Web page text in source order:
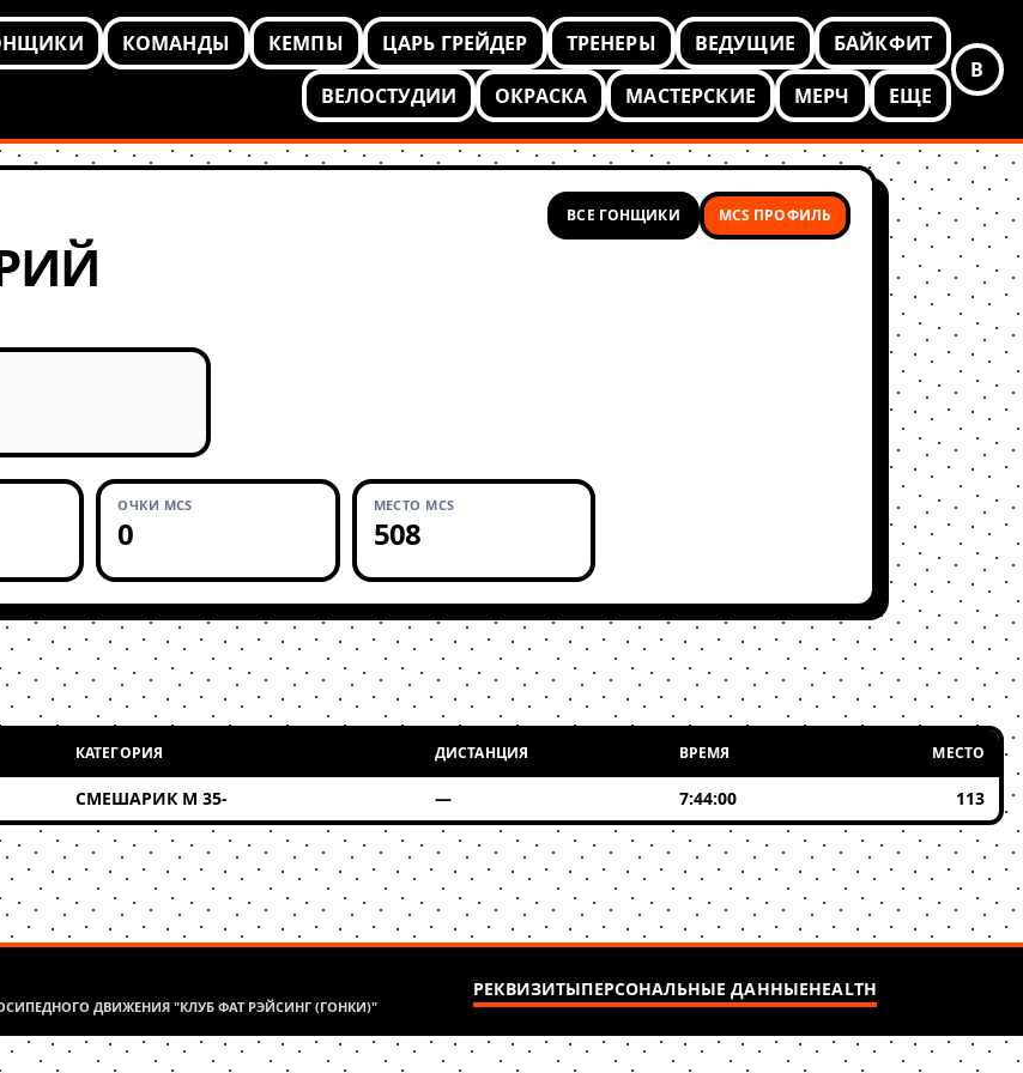
КОМАНДЫ КЕМПЫ ЦАРЬ ГРЕЙДЕР ТРЕНЕРЫ ВЕДУЩИЕ
БАЙКФИТ
ВЕЛОСТУДИИ
ОКРАСКА МАСТЕРСКИЕ МЕРЧ ЕЩЕ
В
ВСЕ ГОНЩИКИ MCS ПРОФИЛЬ
ОЧКИ MCS
0
МЕСТО MCS
508
КАТЕГОРИЯ ДИСТАНЦИЯ ВРЕМЯ МЕСТО
СМЕШАРИК М 35- — 7:44:00 113
ДВИЖЕНИЯ "КЛУБ ФАТ РЭЙСИНГ (ГОНКИ)"
РЕКВИЗИТЫПЕРСОНАЛЬНЫЕ ДАННЫЕHEALTH